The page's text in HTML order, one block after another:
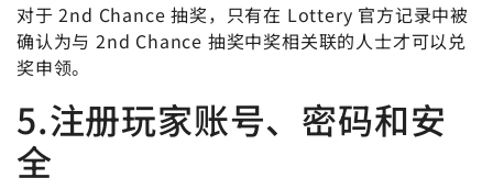
对于 2nd Chance 抽奖，只有在 Lottery 官方记录中被
确认为与 2nd Chance 抽奖中奖相关联的人士才可以兑
奖申领。
5.注册玩家账号、密码和安
全